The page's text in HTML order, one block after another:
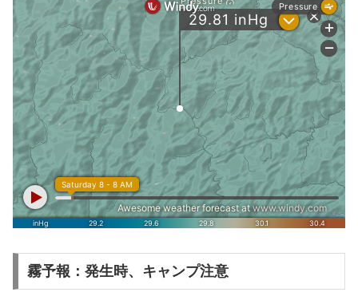
霧予報：発生時、キャンプ注意